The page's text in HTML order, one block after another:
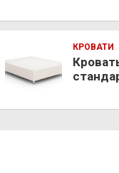
КРОВАТИ